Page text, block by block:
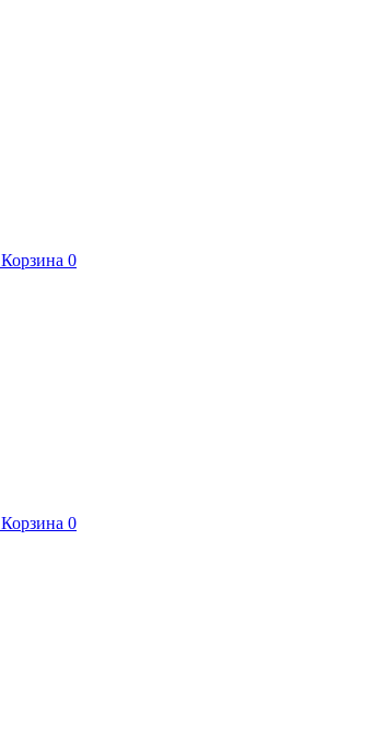
Корзина 0
Корзина 0